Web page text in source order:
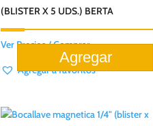
(BLISTER X 5 UDS.) BERTA
Ver Precios / Comprar
Agregar a favoritos